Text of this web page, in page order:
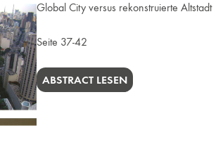
Global City versus rekonstruierte Altstadt
Seite 37-42
ABSTRACT LESEN